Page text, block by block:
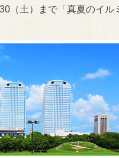
（土）まで「真夏のイ